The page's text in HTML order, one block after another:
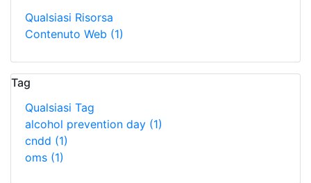
Qualsiasi Risorsa
Contenuto Web (1)
Tag
Qualsiasi Tag
alcohol prevention day (1)
cndd (1)
oms (1)